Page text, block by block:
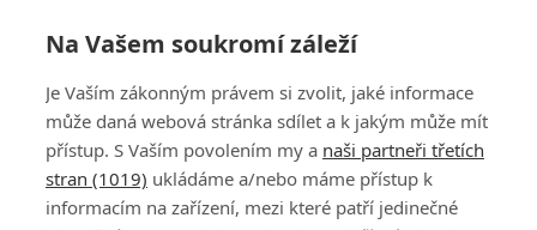
Na Vašem soukromí záleží
Je Vaším zákonným právem si zvolit, jaké informace
může daná webová stránka sdílet a k jakým může mít
přístup. S Vaším povolením my a naši partneři třetích
stran (1019) ukládáme a/nebo máme přístup k
informacím na zařízení, mezi které patří jedinečné